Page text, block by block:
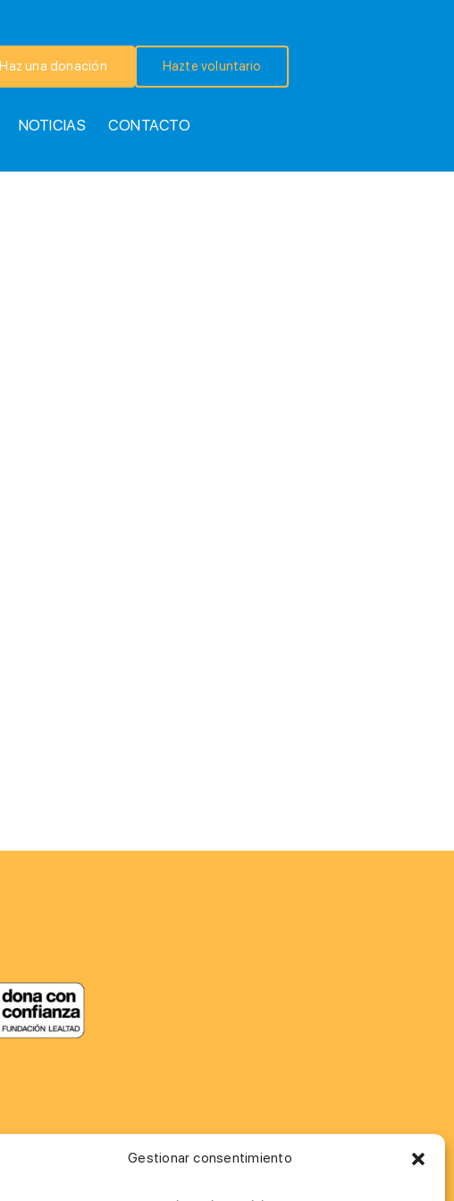
Gestionar consentimiento
Haz una donación Hazte voluntario
NOTICIAS CONTACTO